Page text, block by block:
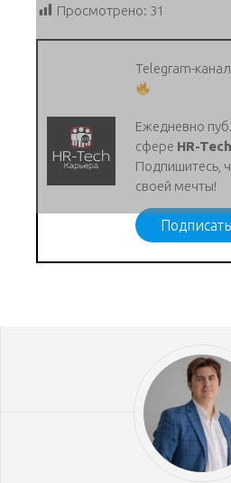
Просмотрено: 31
Telegram-канал
Ежедневно
сфере HR-Tech
Подпишитесь,
своей мечты!